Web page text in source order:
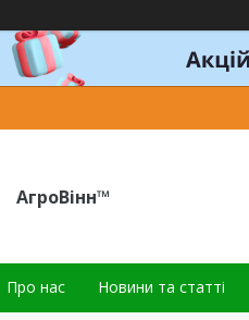
АгроВінн™
Про нас Новини та статті